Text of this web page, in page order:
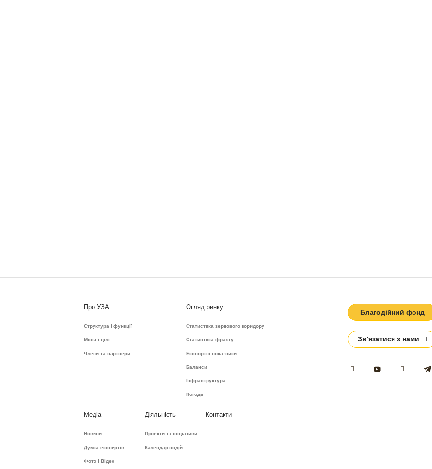
Про УЗА
Структура і функції
Місія і цілі
Члени та партнери
Огляд ринку
Статистика зернового коридору
Статистика фрахту
Експортні показники
Баланси
Інфраструктура
Погода
Медіа
Новини
Думка експертів
Фото і Відео
Діяльність
Проекти та ініціативи
Календар подій
Контакти
Благодійний фонд
Зв'язатися з нами